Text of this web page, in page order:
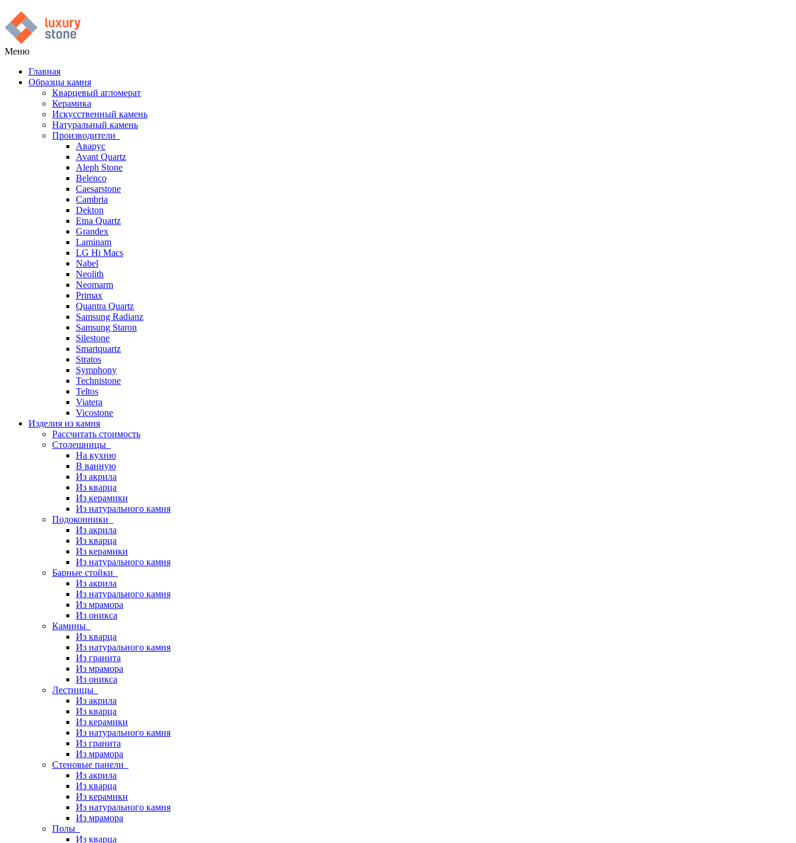
Меню
Главная
Образцы камня
Кварцевый агломерат
Керамика
Искусственный камень
Натуральный камень
Производители
Аварус
Avant Quartz
Aleph Stone
Belenco
Caesarstone
Cambria
Dekton
Etna Quartz
Grandex
Laminam
LG Hi Macs
Nabel
Neolith
Neomarm
Primax
Quantra Quartz
Samsung Radianz
Samsung Staron
Silestone
Smartquartz
Stratos
Symphony
Technistone
Teltos
Viatera
Vicostone
Изделия из камня
Рассчитать стоимость
Столешницы
На кухню
В ванную
Из акрила
Из кварца
Из керамики
Из натурального камня
Подоконники
Из акрила
Из кварца
Из керамики
Из натурального камня
Барные стойки
Из акрила
Из натурального камня
Из мрамора
Из оникса
Камины
Из кварца
Из натурального камня
Из гранита
Из мрамора
Из оникса
Лестницы
Из акрила
Из кварца
Из керамики
Из натурального камня
Из гранита
Из мрамора
Стеновые панели
Из акрила
Из кварца
Из керамики
Из натурального камня
Из мрамора
Полы
Из кварца